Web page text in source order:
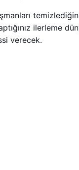
ilerleme
verecek.